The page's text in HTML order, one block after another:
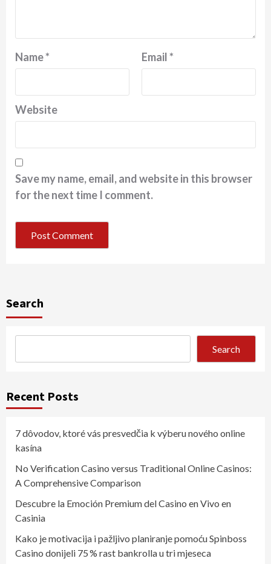
Name* Email*
Website
Save my name, email, and website in this browser
for the next time I comment.
Search
Search
Recent Posts
7 dôvodov, ktoré vás presvedčia k výberu nového online
kasína
No Verification Casino versus Traditional Online Casinos:
A Comprehensive Comparison
Descubre la Emoción Premium del Casino en Vivo en
Casinia
Kako je motivacija i pažljivo planiranje pomoću Spinboss
Casino donijeli 75 % rast bankrolla u tri mjeseca